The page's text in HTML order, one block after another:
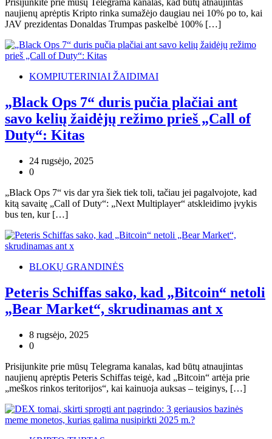
Prisijunkite prie mūsų Telegrama kanalas, kad būtų atnaujintas
naujienų aprėptis Kripto rinka sumažėjo daugiau nei 10% po to, kai
JAV prezidentas Donaldas Trumpas paskelbė 100% […]
KOMPIUTERINIAI ŽAIDIMAI
„Black Ops 7“ duris pučia plačiai ant
savo kelių žaidėjų režimo prieš „Call of
Duty“: Kitas
24 rugsėjo, 2025
0
„Black Ops 7“ vis dar yra šiek tiek toli, tačiau jei pagalvojote, kad
kitą savaitę „Call of Duty“: „Next Multiplayer“ atskleidimo įvykis
bus ten, kur […]
BLOKŲ GRANDINĖS
Peteris Schiffas sako, kad „Bitcoin“ netoli
„Bear Market“, skrudinamas ant x
8 rugsėjo, 2025
0
Prisijunkite prie mūsų Telegrama kanalas, kad būtų atnaujintas
naujienų aprėptis Peteris Schiffas teigė, kad „Bitcoin“ artėja prie
„meškos rinkos teritorijos“, kai kainuoja auksas – teiginys, […]